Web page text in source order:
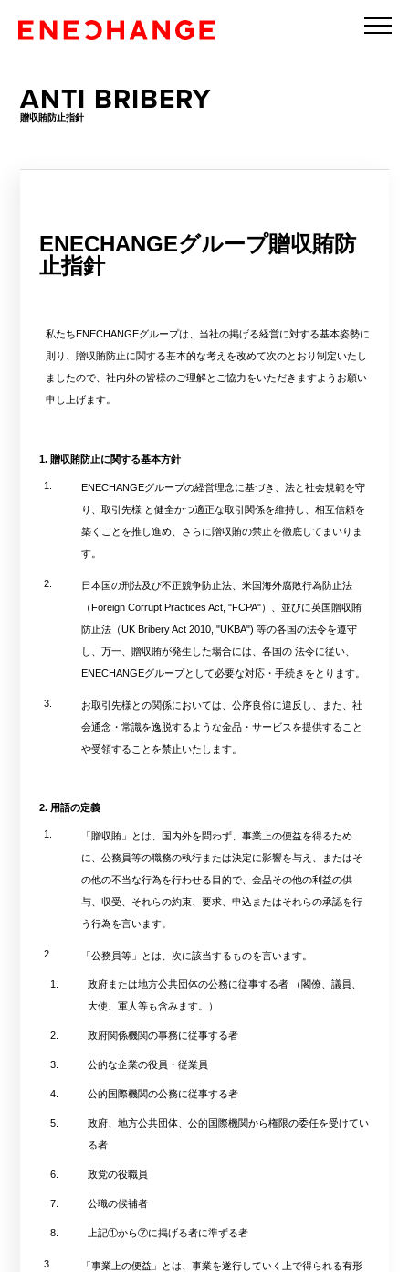
ANTI BRIBERY
贈収賄防止指針
ENECHANGEグループ贈収賄防
止指針
私たちENECHANGEグループは、当社の掲げる経営に対する基本姿勢に
則り、贈収賄防止に関する基本的な考えを改めて次のとおり制定いたし
ましたので、社内外の皆様のご理解とご協力をいただきますようお願い
申し上げます。
1. 贈収賄防止に関する基本方針
1.
ENECHANGEグループの経営理念に基づき、法と社会規範を守
り、取引先様 と健全かつ適正な取引関係を維持し、相互信頼を
築くことを推し進め、さらに贈収賄の禁止を徹底してまいりま
す。
2.
日本国の刑法及び不正競争防止法、米国海外腐敗行為防止法
（Foreign Corrupt Practices Act, "FCPA"）、並びに英国贈収賄
防止法（UK Bribery Act 2010, "UKBA") 等の各国の法令を遵守
し、万一、贈収賄が発生した場合には、各国の 法令に従い、
ENECHANGEグループとして必要な対応・手続きをとります。
3.
お取引先様との関係においては、公序良俗に違反し、また、社
会通念・常識を逸脱するような金品・サービスを提供すること
や受領することを禁止いたします。
2. 用語の定義
1.
「贈収賄」とは、国内外を問わず、事業上の便益を得るため
に、公務員等の職務の執行または決定に影響を与え、またはそ
の他の不当な行為を行わせる目的で、金品その他の利益の供
与、収受、それらの約束、要求、申込またはそれらの承認を行
う行為を言います。
2. 「公務員等」とは、次に該当するものを言います。
1.
政府または地方公共団体の公務に従事する者 （閣僚、議員、
大使、軍人等も含みます。）
2. 政府関係機関の事務に従事する者
3. 公的な企業の役員・従業員
4. 公的国際機関の公務に従事する者
5.
政府、地方公共団体、公的国際機関から権限の委任を受けてい
る者
6. 政党の役職員
7. 公職の候補者
8. 上記①から⑦に掲げる者に準ずる者
3.
「事業上の便益」とは、事業を遂行していく上で得られる有形